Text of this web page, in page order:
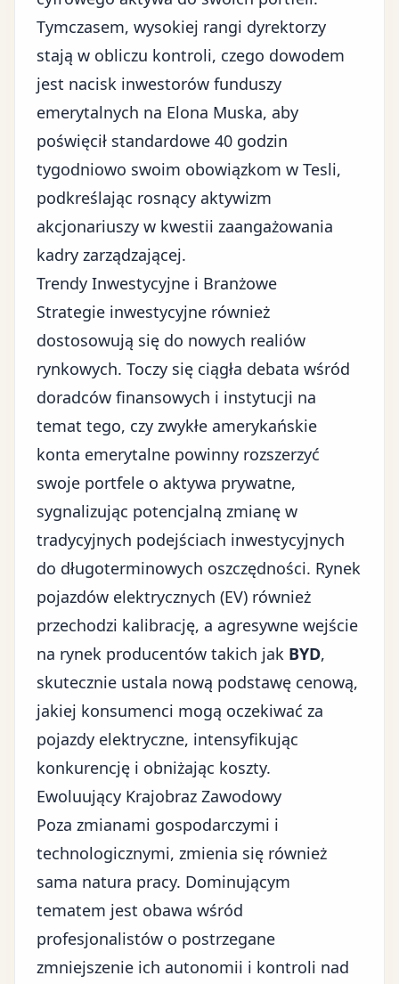
Tymczasem, wysokiej rangi dyrektorzy
stają w obliczu kontroli, czego dowodem
jest nacisk inwestorów funduszy
emerytalnych na Elona Muska, aby
poświęcił standardowe 40 godzin
tygodniowo swoim obowiązkom w Tesli,
podkreślając rosnący aktywizm
akcjonariuszy w kwestii zaangażowania
kadry zarządzającej.
Trendy Inwestycyjne i Branżowe
Strategie inwestycyjne również
dostosowują się do nowych realiów
rynkowych. Toczy się ciągła debata wśród
doradców finansowych i instytucji na
temat tego, czy zwykłe amerykańskie
konta emerytalne powinny rozszerzyć
swoje portfele o aktywa prywatne,
sygnalizując potencjalną zmianę w
tradycyjnych podejściach inwestycyjnych
do długoterminowych oszczędności. Rynek
pojazdów elektrycznych (EV) również
przechodzi kalibrację, a agresywne wejście
na rynek producentów takich jak BYD,
skutecznie ustala nową podstawę cenową,
jakiej konsumenci mogą oczekiwać za
pojazdy elektryczne, intensyfikując
konkurencję i obniżając koszty.
Ewoluujący Krajobraz Zawodowy
Poza zmianami gospodarczymi i
technologicznymi, zmienia się również
sama natura pracy. Dominującym
tematem jest obawa wśród
profesjonalistów o postrzegane
zmniejszenie ich autonomii i kontroli nad